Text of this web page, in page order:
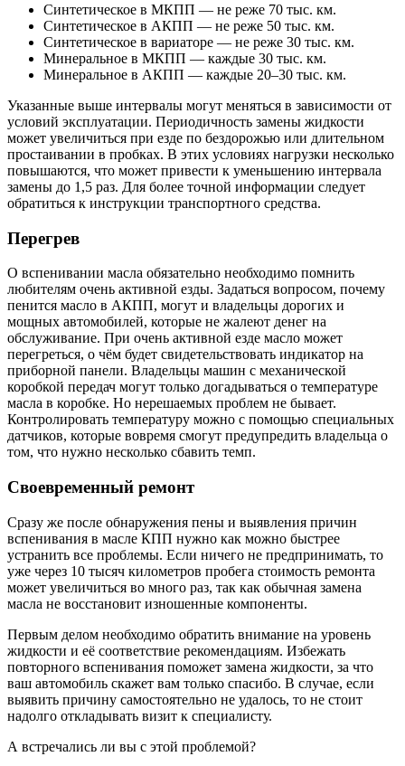
Синтетическое в МКПП — не реже 70 тыс. км.
Синтетическое в АКПП — не реже 50 тыс. км.
Синтетическое в вариаторе — не реже 30 тыс. км.
Минеральное в МКПП — каждые 30 тыс. км.
Минеральное в АКПП — каждые 20–30 тыс. км.
Указанные выше интервалы могут меняться в зависимости от
условий эксплуатации. Периодичность замены жидкости
может увеличиться при езде по бездорожью или длительном
простаивании в пробках. В этих условиях нагрузки несколько
повышаются, что может привести к уменьшению интервала
замены до 1,5 раз. Для более точной информации следует
обратиться к инструкции транспортного средства.
Перегрев
О вспенивании масла обязательно необходимо помнить
любителям очень активной езды. Задаться вопросом, почему
пенится масло в АКПП, могут и владельцы дорогих и
мощных автомобилей, которые не жалеют денег на
обслуживание. При очень активной езде масло может
перегреться, о чём будет свидетельствовать индикатор на
приборной панели. Владельцы машин с механической
коробкой передач могут только догадываться о температуре
масла в коробке. Но нерешаемых проблем не бывает.
Контролировать температуру можно с помощью специальных
датчиков, которые вовремя смогут предупредить владельца о
том, что нужно несколько сбавить темп.
Своевременный ремонт
Сразу же после обнаружения пены и выявления причин
вспенивания в масле КПП нужно как можно быстрее
устранить все проблемы. Если ничего не предпринимать, то
уже через 10 тысяч километров пробега стоимость ремонта
может увеличиться во много раз, так как обычная замена
масла не восстановит изношенные компоненты.
Первым делом необходимо обратить внимание на уровень
жидкости и её соответствие рекомендациям. Избежать
повторного вспенивания поможет замена жидкости, за что
ваш автомобиль скажет вам только спасибо. В случае, если
выявить причину самостоятельно не удалось, то не стоит
надолго откладывать визит к специалисту.
А встречались ли вы с этой проблемой?